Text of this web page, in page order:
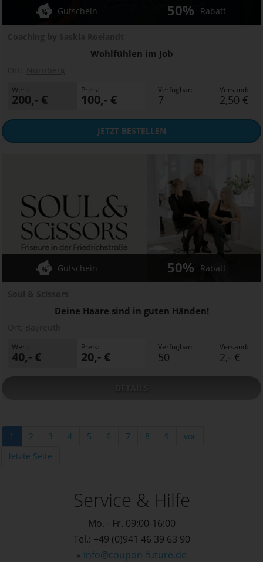
Wohlfühlen im Job
Gutschein 50% Rabatt
Wert:
200,- €
Preis:
100,- €
Verfügbar:
7
Versand:
2,50 €
JETZTBESTELLEN
Deine Haare sind in guten Händen!
Gutschein 50% Rabatt
Wert:
40,- €
Preis:
20,- €
Verfügbar:
50
Versand:
2,- €
1 2 3 4 5 6 7 8 9
vor
letzte Seite
Service & Hilfe
Mo. - Fr. 09:00-16:00
Tel.: +49 (0)941 46 39 63 90
» info@coupon-future.de